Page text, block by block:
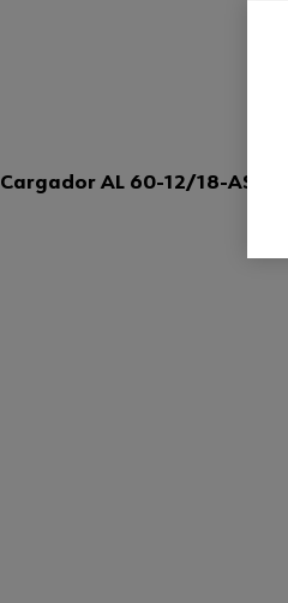
Cargador AL 60-12/18-AS-LI